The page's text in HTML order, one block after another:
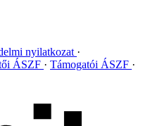
nyilatkozat
ÁSZF
Támogatói ÁSZF